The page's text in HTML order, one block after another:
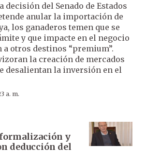
decisión del Senado de Estados
anular la importación de
los ganaderos temen que se
y que impacte en el negocio
a otros destinos “premium”.
la creación de mercados
desalientan la inversión en el
a. m.
formalización y
deducción del